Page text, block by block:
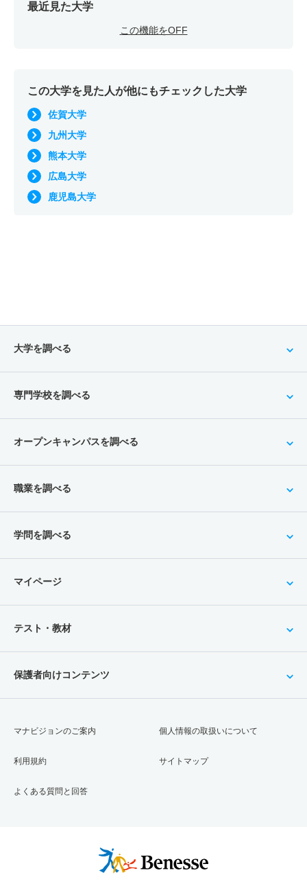
最近見た大学
この機能をOFF
この大学を見た人が他にもチェックした大学
佐賀大学
九州大学
熊本大学
広島大学
鹿児島大学
大学を調べる
専門学校を調べる
オープンキャンパスを調べる
職業を調べる
学問を調べる
マイページ
テスト・教材
保護者向けコンテンツ
マナビジョンのご案内
利用規約
よくある質問と回答
個人情報の取扱いについて
サイトマップ